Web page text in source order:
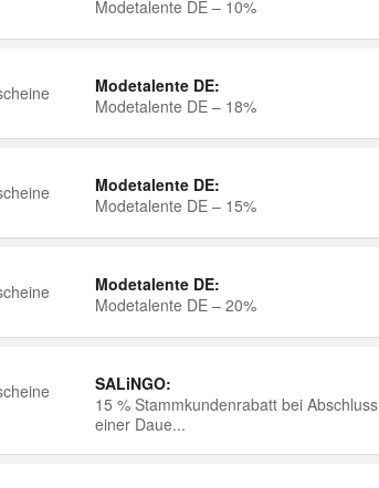
Modetalente DE – 10%
Modetalente DE:
Modetalente DE – 18%
Modetalente DE:
Modetalente DE – 15%
Modetalente DE:
Modetalente DE – 20%
SALiNGO:
15 % Stammkundenrabatt bei Abschluss
einer Daue...